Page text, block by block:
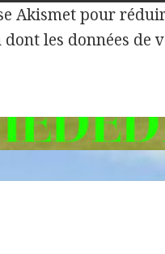
Akismet pour
les données de